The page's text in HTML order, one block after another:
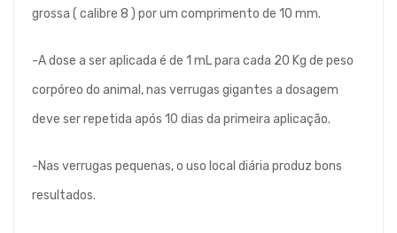
grossa ( calibre 8 ) por um comprimento de 10 mm.
-A dose a ser aplicada é de 1 mL para cada 20 Kg de peso
corpóreo do animal, nas verrugas gigantes a dosagem
deve ser repetida após 10 dias da primeira aplicação.
-Nas verrugas pequenas, o uso local diária produz bons
resultados.